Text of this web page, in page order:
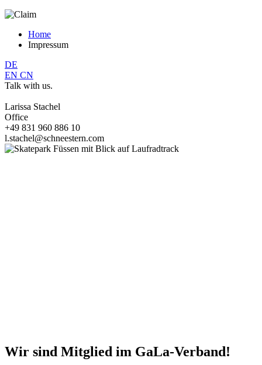
Home
Impressum
DE
EN CN
Talk with us.
Larissa Stachel
Office
+49 831 960 886 10
l.stachel@schneestern.com
Wir sind Mitglied im GaLa-Verband!